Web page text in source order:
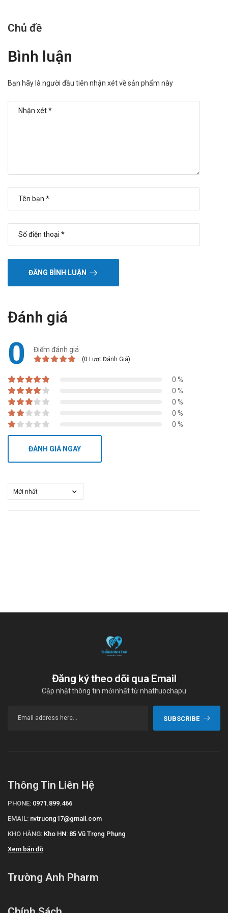
Chủ đề
Bình luận
Bạn hãy là người đầu tiên nhận xét về sản phẩm này
ĐĂNG BÌNH LUẬN
Đánh giá
0 Điểm đánh giá
(0 Lượt Đánh Giá)
0 %
0 %
0 %
0 %
0 %
ĐÁNH GIÁ NGAY
Đăng ký theo dõi qua Email
Cập nhật thông tin mới nhất từ nhathuochapu
SUBSCRIBE
Thông Tin Liên Hệ
PHONE: 0971.899.466
EMAIL: nvtruong17@gmail.com
KHO HÀNG: Kho HN: 85 Vũ Trọng Phụng
Xem bản đồ
Trường Anh Pharm